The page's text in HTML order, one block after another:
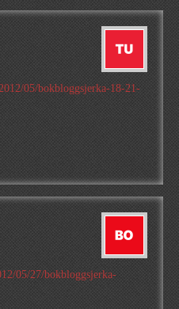
05/bokbloggsjerka-18-21-
05/27/bokbloggsjerka-